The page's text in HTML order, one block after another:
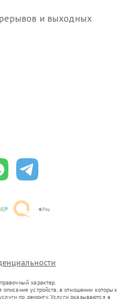
и выходных
характер.
устройств, в отношении которых
по ремонту. Услуги оказываются в